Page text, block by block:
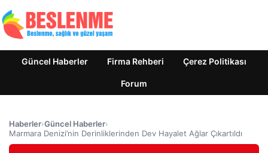
Güncel Haberler Firma Rehberi Çerez Politikası
Forum
Haberler›Güncel Haberler›
Marmara Denizi’nin Derinliklerinden Dev Hayalet Ağlar Çıkartıldı